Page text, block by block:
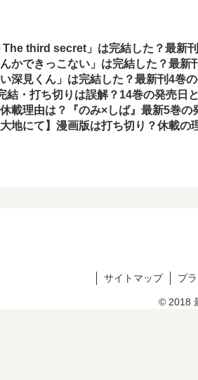
The third secret」は完結した？最新
んかできっこない」は完結した？最
い深見くん」は完結した？最新刊4巻
結・打ち切りは誤解？14巻の発売日
休載理由は？『のみ×しば』最新5巻の
大地にて】漫画版は打ち切り？休載
サイトマップ プ
© 2018